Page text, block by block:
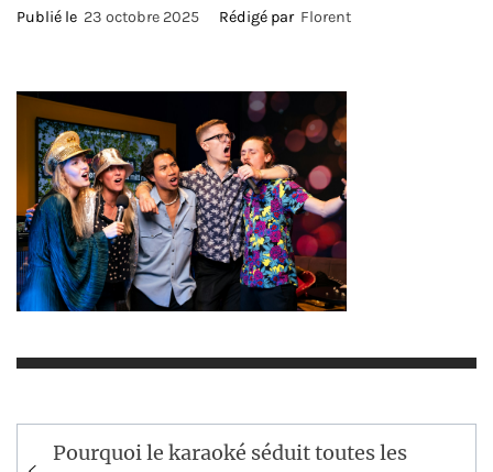
Publié le 23 octobre 2025 Rédigé par Florent
Navigation
Pourquoi le karaoké séduit toutes les